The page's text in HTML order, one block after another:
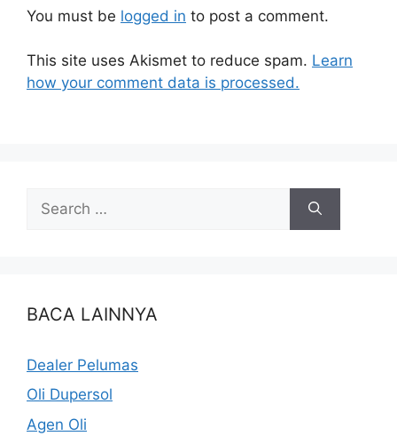
You must be logged in to post a comment.
This site uses Akismet to reduce spam. Learn
how your comment data is processed.
BACA LAINNYA
Dealer Pelumas
Oli Dupersol
Agen Oli